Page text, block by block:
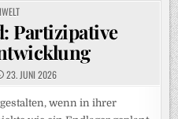
Partizipative
23. JUNI 2026
wenn in ihrer